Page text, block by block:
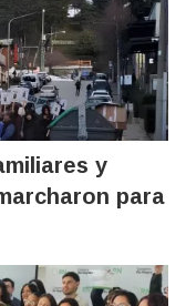
y
para